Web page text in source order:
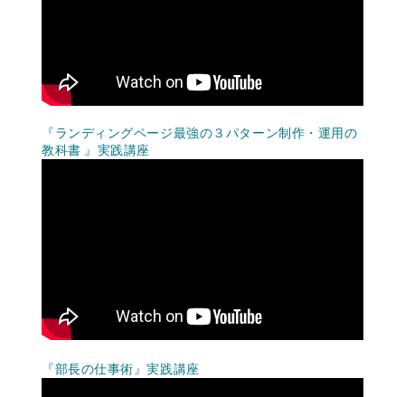
『ランディングページ最強の３パターン制作・運用の
教科書 』実践講座
『部長の仕事術』実践講座